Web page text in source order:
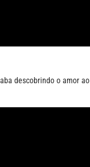
descobrindo o amor ao